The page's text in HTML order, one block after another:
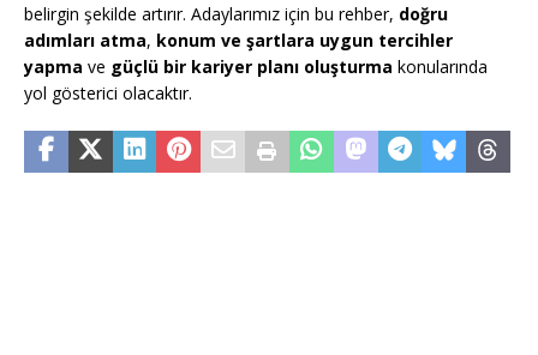
belirgin şekilde artırır. Adaylarımız için bu rehber, doğru
adımları atma, konum ve şartlara uygun tercihler
yapma ve güçlü bir kariyer planı oluşturma konularında
yol gösterici olacaktır.